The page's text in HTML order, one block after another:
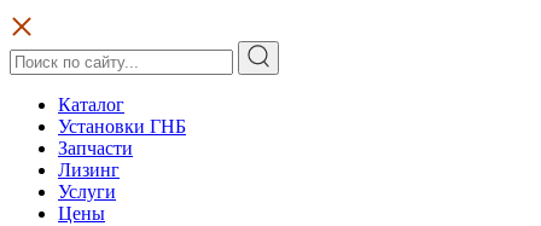
Каталог
Установки ГНБ
Запчасти
Лизинг
Услуги
Цены